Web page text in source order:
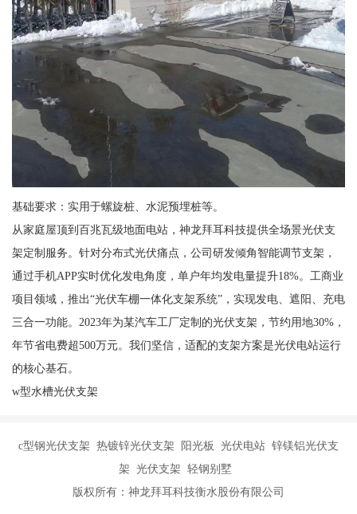
基础要求：实用于螺旋桩、水泥预埋桩等。
从家庭屋顶到百兆瓦级地面电站，神龙拜耳科技提供全场景光伏支
架定制服务。针对分布式光伏痛点，公司研发倾角智能调节支架，
通过手机APP实时优化发电角度，单户年均发电量提升18%。工商业
项目领域，推出“光伏车棚一体化支架系统”，实现发电、遮阳、充电
三合一功能。2023年为某汽车工厂定制的光伏支架，节约用地30%，
年节省电费超500万元。我们坚信，适配的支架方案是光伏电站运行
的核心基石。
w型水槽光伏支架
c型钢光伏支架 热镀锌光伏支架 阳光板 光伏电站 锌镁铝光伏支
架 光伏支架 轻钢别墅
版权所有：神龙拜耳科技衡水股份有限公司